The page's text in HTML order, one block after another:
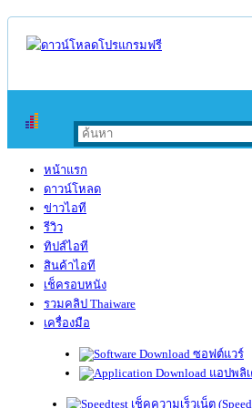
หน้าแรก
ดาวน์โหลด
ข่าวไอที
รีวิว
ทิปส์ไอที
สินค้าไอที
เช็ครอบหนัง
รวมคลิป Thaiware
เครื่องมือ
ซอฟต์แวร์
แอปพลิ
เช็คความเร็วเน็ต